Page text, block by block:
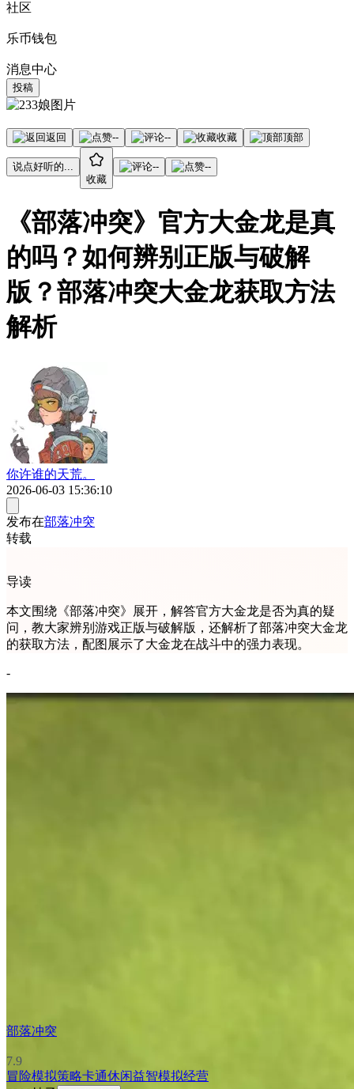
社区
乐币钱包
消息中心
投稿
返回 -- -- 收藏 顶部
说点好听的...
收藏
-- --
《部落冲突》官方大金龙是真
的吗？如何辨别正版与破解
版？部落冲突大金龙获取方法
解析
你许谁的天荒。
2026-06-03 15:36:10
发布在部落冲突
转载
导读
本文围绕《部落冲突》展开，解答官方大金龙是否为真的疑
问，教大家辨别游戏正版与破解版，还解析了部落冲突大金龙
的获取方法，配图展示了大金龙在战斗中的强力表现。
-
部落冲突
7.9
冒险模拟策略卡通休闲益智模拟经营